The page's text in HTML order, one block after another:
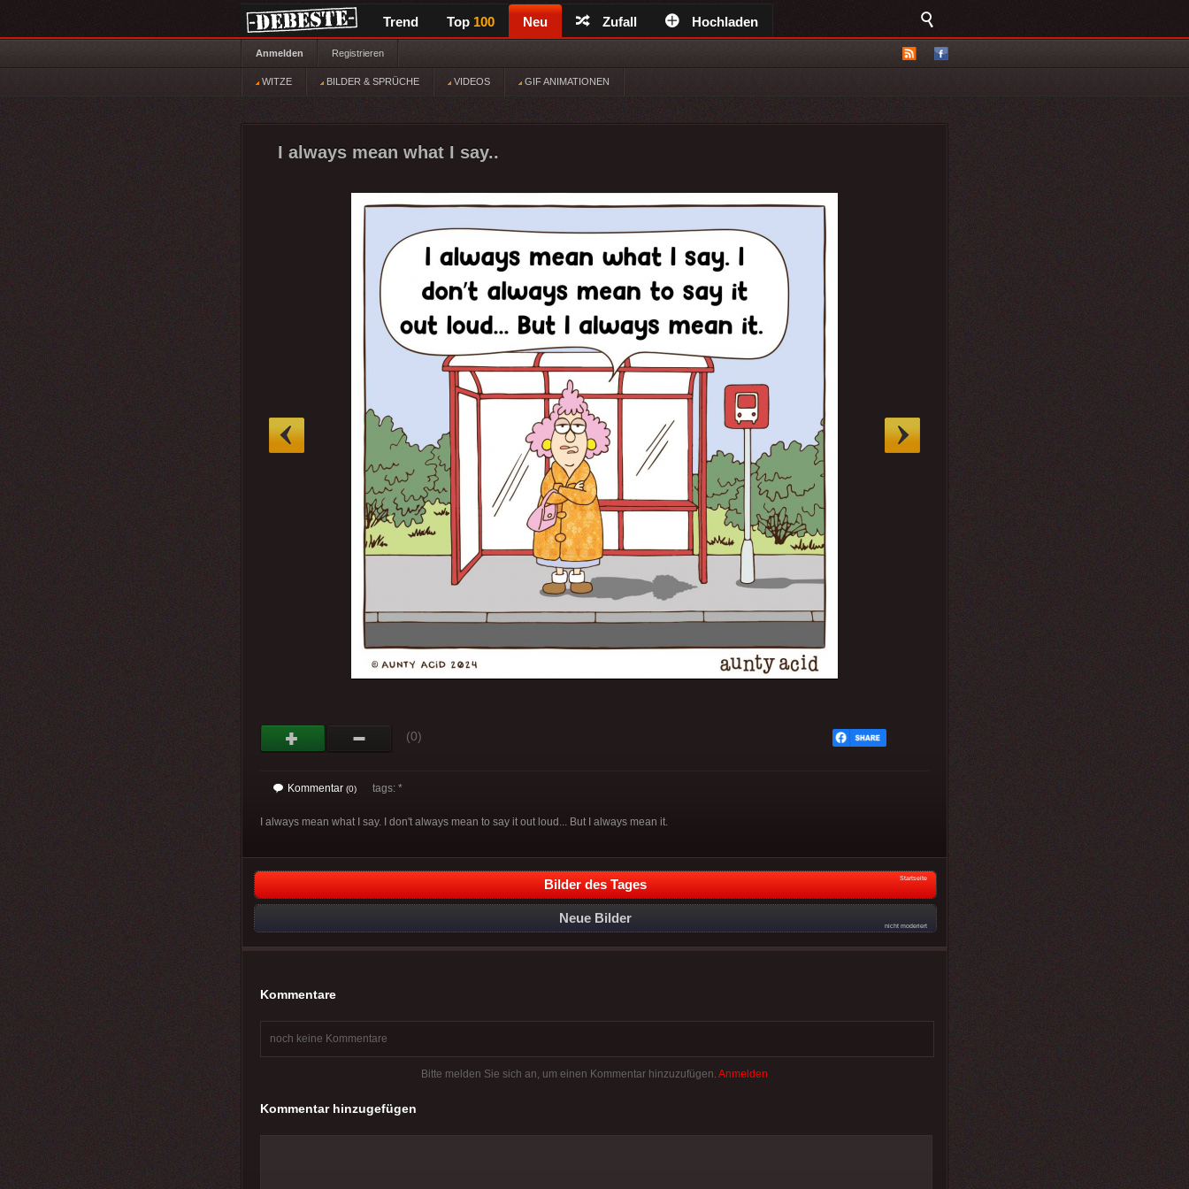
Trend Top 100 Neu Zufall Hochladen
Anmelden Registrieren
WITZE BILDER & SPRÜCHE VIDEOS GIF ANIMATIONEN
I always mean what I say..
(0)
Kommentar (0) tags: *
I always mean what I say. I don't always mean to say it out loud... But I always mean it.
Bilder des Tages Startseite
Neue Bilder
nicht moderiert
Kommentare
noch keine Kommentare
Bitte melden Sie sich an, um einen Kommentar hinzuzufügen. Anmelden
Kommentar hinzugefügen